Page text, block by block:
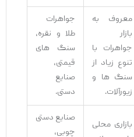
معروف به
بازار
جواهرات با
تنوع زیاد از
سنگ ‌ها و
زیورآلات.
جواهرات
طلا و نقره،
سنگ‌ های
قیمتی،
صنایع
دستی.
بازاری محلی
صنایع دستی
چوبی،